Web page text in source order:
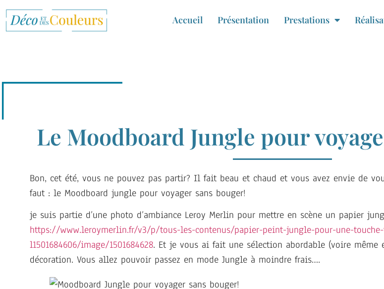
Accueil Présentation Prestations
Le Moodboard Jungle pour
Bon, cet été, vous ne pouvez pas partir? Il fait beau et chaud et vous avez envie de
faut : le Moodboard jungle pour voyager sans bouger!
je suis partie d’une photo d’ambiance Leroy Merlin pour mettre en scène un papier
https://www.leroymerlin.fr/v3/p/tous-les-contenus/papier-peint-jungle-pour-une-
l1501684606/image/1501684628. Et je vous ai fait une sélection abordable (voire
décoration. Vous allez pouvoir passez en mode Jungle à moindre frais….